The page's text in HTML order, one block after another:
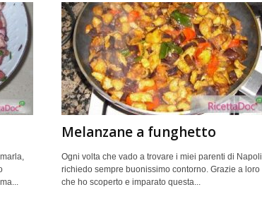
Melanzane a funghetto
Ogni volta che vado a trovare i miei parenti di Napoli
richiedo sempre buonissimo contorno. Grazie a loro
che ho scoperto e imparato questa...